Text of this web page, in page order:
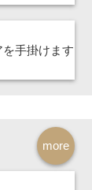
手掛けます
more